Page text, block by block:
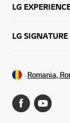
LG
LG SIGNATURE
Romania,